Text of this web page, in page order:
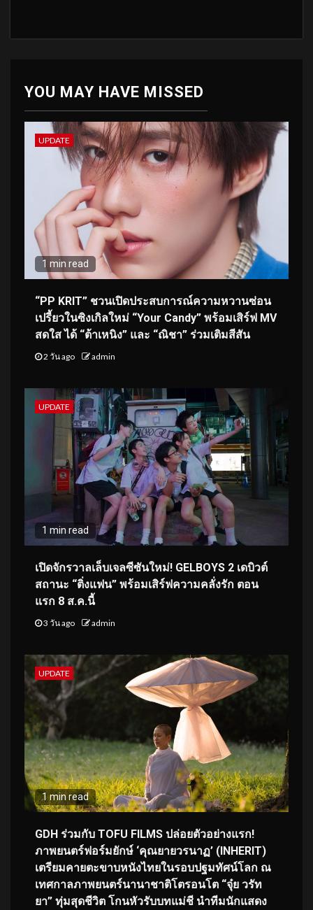
YOU MAY HAVE MISSED
UPDATE
1 min read
“PP KRIT” ชวนเปิดประสบการณ์ความหวานซ่อน
เปรี้ยวในซิงเกิลใหม่ “Your Candy” พร้อมเสิร์ฟ MV
สดใส ได้ “ต้าเหนิง” และ “ณิชา” ร่วมเติมสีสัน
2 วัน ago admin
UPDATE
1 min read
เปิดจักรวาลเล็บเจลซีซันใหม่! GELBOYS 2 เดบิวต์
สถานะ “ติ่งแฟน” พร้อมเสิร์ฟความคลั่งรัก ตอน
แรก 8 ส.ค.นี้
3 วัน ago admin
UPDATE
1 min read
GDH ร่วมกับ TOFU FILMS ปล่อยตัวอย่างแรก!
ภาพยนตร์ฟอร์มยักษ์ ‘คุณยายวรนาฏ’ (INHERIT)
เตรียมคายตะขาบหนังไทยในรอบปฐมทัศน์โลก ณ
เทศกาลภาพยนตร์นานาชาติโตรอนโต “จุ๋ย วรัท
ยา” ทุ่มสุดชีวิต โกนหัวรับบทแม่ชี นำทีมนักแสดง